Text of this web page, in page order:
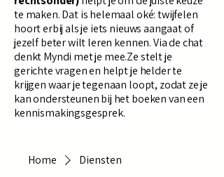
te maken. Dat is helemaal oké: twijfelen
hoort erbij als je iets nieuws aangaat of
jezelf beter wilt leren kennen. Via de chat
denkt Myndi met je mee.Ze stelt je
gerichte vragen en helpt je helder te
krijgen waar je tegenaan loopt, zodat ze je
kan ondersteunen bij het boeken van een
kennismakingsgesprek.
Home Diensten